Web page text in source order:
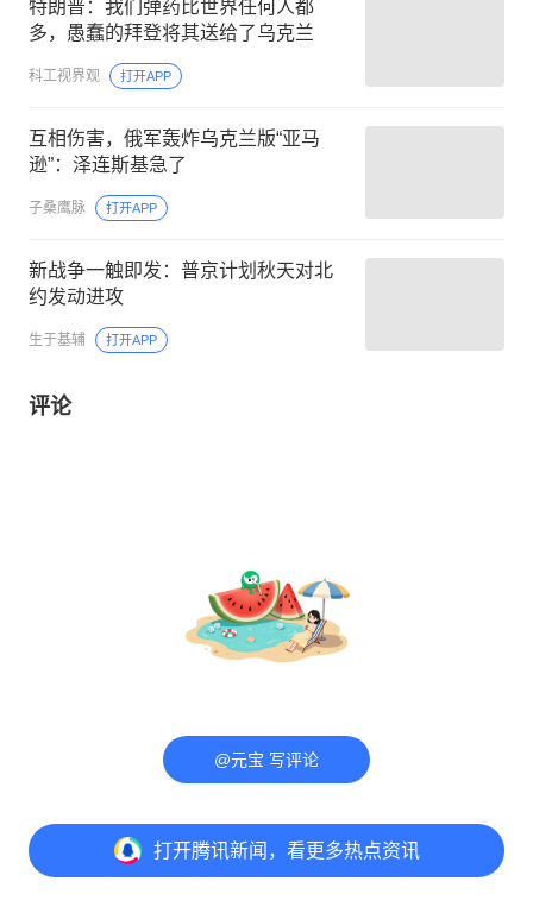
打开腾讯新闻，看更多热点资讯
特朗普：我们弹药比世界任何人都
多，愚蠢的拜登将其送给了乌克兰
科工视界观 打开APP
互相伤害，俄军轰炸乌克兰版“亚马
逊”：泽连斯基急了
子桑鹰脉 打开APP
新战争一触即发：普京计划秋天对北
约发动进攻
生于基辅 打开APP
评论
@元宝 写评论